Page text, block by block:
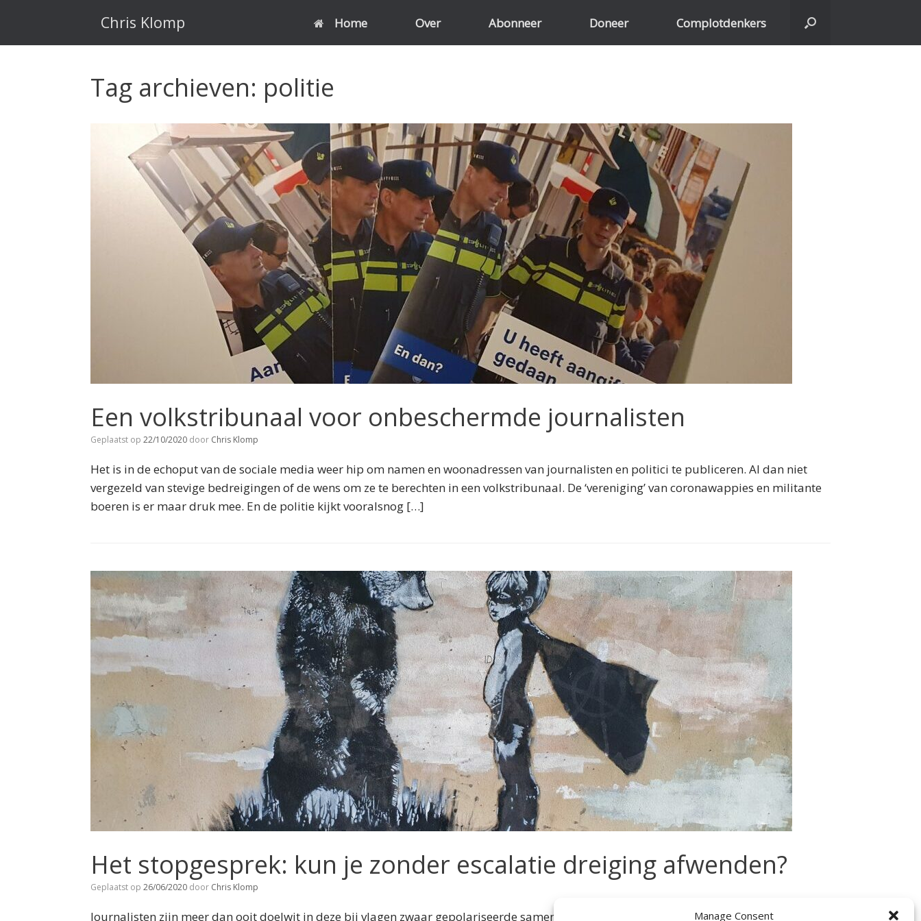
Manage Consent
inhoud
Chris Klomp Home Over Abonneer Doneer Complotdenkers
Tag archieven: politie
Een volkstribunaal voor onbeschermde journalisten
Geplaatst op 22/10/2020 door Chris Klomp
Het is in de echoput van de sociale media weer hip om namen en woonadressen van journalisten en politici te publiceren. Al dan niet
vergezeld van stevige bedreigingen of de wens om ze te berechten in een volkstribunaal. De ‘vereniging’ van coronawappies en militante
boeren is er maar druk mee. En de politie kijkt vooralsnog […]
Het stopgesprek: kun je zonder escalatie dreiging afwenden?
Geplaatst op 26/06/2020 door Chris Klomp
Journalisten zijn meer dan ooit doelwit in deze bij vlagen zwaar gepolariseerde samenleving. Het lijkt wel of de drempel om tot een